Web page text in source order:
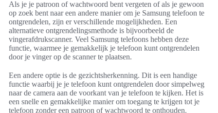
Als je je patroon of wachtwoord bent vergeten of als je gewoon
op zoek bent naar een andere manier om je Samsung telefoon te
ontgrendelen, zijn er verschillende mogelijkheden. Een
alternatieve ontgrendelingsmethode is bijvoorbeeld de
vingerafdrukscanner. Veel Samsung telefoons hebben deze
functie, waarmee je gemakkelijk je telefoon kunt ontgrendelen
door je vinger op de scanner te plaatsen.
Een andere optie is de gezichtsherkenning. Dit is een handige
functie waarbij je je telefoon kunt ontgrendelen door simpelweg
naar de camera aan de voorkant van je telefoon te kijken. Het is
een snelle en gemakkelijke manier om toegang te krijgen tot je
telefoon zonder een patroon of wachtwoord te onthouden.